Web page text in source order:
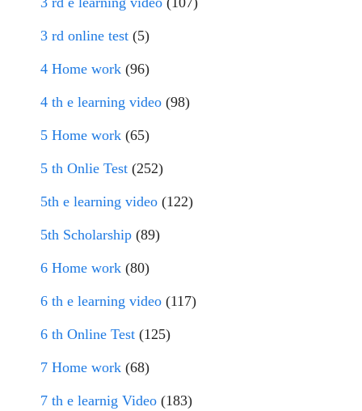
3 rd online test (5)
4 Home work (96)
4 th e learning video (98)
5 Home work (65)
5 th Onlie Test (252)
5th e learning video (122)
5th Scholarship (89)
6 Home work (80)
6 th e learning video (117)
6 th Online Test (125)
7 Home work (68)
7 th e learnig Video (183)